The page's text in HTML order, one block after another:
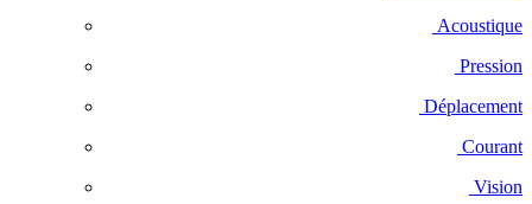
Acoustique
Pression
Déplacement
Courant
Vision